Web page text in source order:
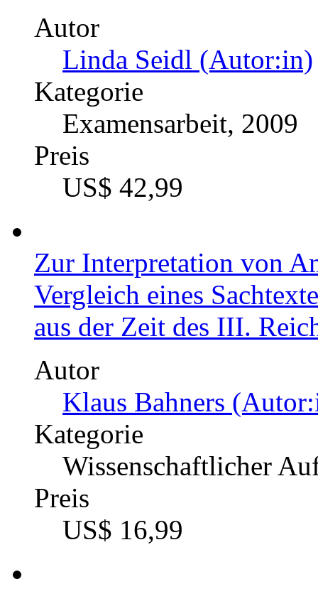
Autor
Linda Seidl (Autor:in)
Kategorie
Examensarbeit, 2009
Preis
US$ 42,99
Zur Interpretation von
Vergleich eines
aus der Zeit des III.
Autor
Klaus Bahners
Kategorie
Wissenschaftlicher
Preis
US$ 16,99